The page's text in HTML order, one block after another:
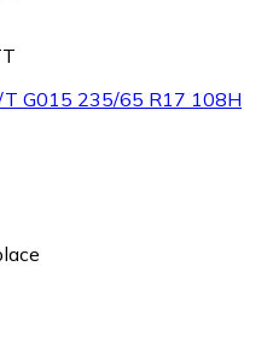
T G015 235/65 R17 108H